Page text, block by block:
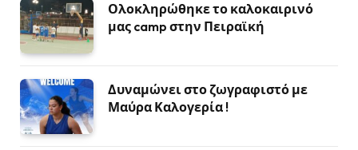
Ολοκληρώθηκε το καλοκαιρινό
μας camp στην Πειραϊκή
Δυναμώνει στο ζωγραφιστό με
Μαύρα Καλογερία !